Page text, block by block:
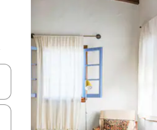
ನ್ಯಾವಿಗೇಟ್ ಮಾಡಿ ಅಥವಾ ಸ್ಪರ್ಶ ಅಥವಾ